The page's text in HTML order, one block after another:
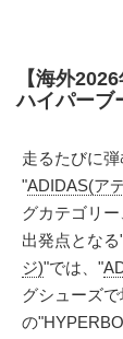
【海外
ハイパーブ
走るたびに
"ADIDAS(ア
グカテゴリ
出発点となる
ジ)"では、"
グシューズ
の